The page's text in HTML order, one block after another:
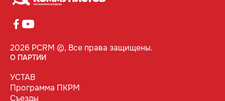
2026 PCRM ©, Все права защищены.
О ПАРТИИ
УСТАВ
Программа ПКРМ
Съезды